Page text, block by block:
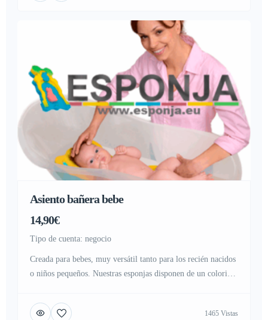
Asiento bañera bebe
14,90€
tipo de cuenta: negocio
Creada para bebes, muy versátil tanto para los recién nacidos
o niños pequeños. Nuestras esponjas disponen de un colorido
atención en el momento del baño. Cuenta con varias
combinaciones elegidas al asar, con colores estimulantes,1465 Vistas